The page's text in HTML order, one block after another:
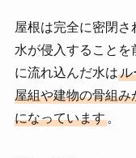
屋根は完全に密閉
水が侵入すること
に流れ込んだ水はル
屋組や建物の骨組み
になっています。